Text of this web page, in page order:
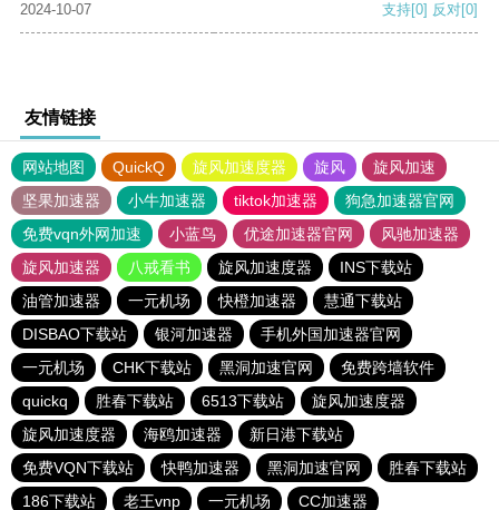
2024-10-07 支持[0] 反对[0]
友情链接
网站地图 QuickQ 旋风加速度器 旋风
旋风加速
坚果加速器
小牛加速器 tiktok加速器
狗急加速器官网
免费vqn外网加速
小蓝鸟 优途加速器官网
风驰加速器
旋风加速器
八戒看书 旋风加速度器
INS下载站
油管加速器
一元机场 快橙加速器
慧通下载站
DISBAO下载站
银河加速器
手机外国加速器官网
一元机场
CHK下载站 黑洞加速官网
免费跨墙软件
quickq
胜春下载站 6513下载站
旋风加速度器
旋风加速度器
海鸥加速器
新日港下载站
免费VQN下载站
快鸭加速器 黑洞加速官网
胜春下载站
186下载站
老王vnp 一元机场 CC加速器